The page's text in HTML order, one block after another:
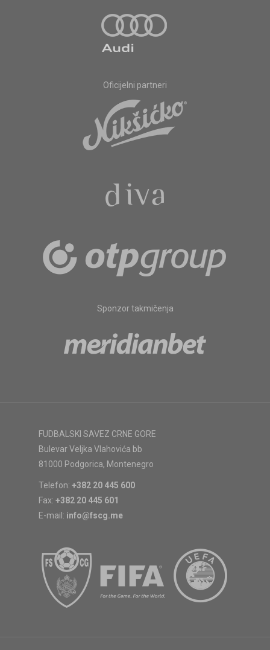
Oficijelni partneri
Sponzor takmičenja
FUDBALSKI SAVEZ CRNE GORE
Bulevar Veljka Vlahovića bb
81000 Podgorica, Montenegro
Telefon: +382 20 445 600
Fax: +382 20 445 601
E-mail: info@fscg.me